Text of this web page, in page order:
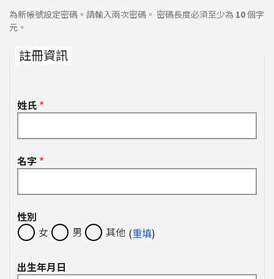
為新帳號設定密碼。請輸入兩次密碼。 密碼長度必須至少為 10個字
元。
註冊資訊
姓氏 *
名字 *
性別
女
男 其他 (重填)
出生年月日